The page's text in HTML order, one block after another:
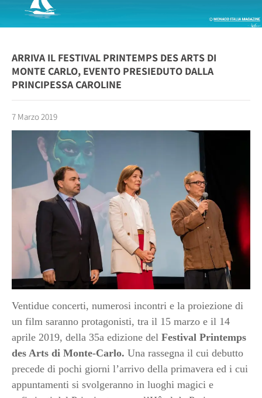
ARRIVA IL FESTIVAL PRINTEMPS DES ARTS DI
MONTE CARLO, EVENTO PRESIEDUTO DALLA
PRINCIPESSA CAROLINE
7 Marzo 2019
Ventidue concerti, numerosi incontri e la proiezione di
un film saranno protagonisti, tra il 15 marzo e il 14
aprile 2019, della 35a edizione del Festival Printemps
des Arts di Monte-Carlo. Una rassegna il cui debutto
precede di pochi giorni l’arrivo della primavera ed i cui
appuntamenti si svolgeranno in luoghi magici e